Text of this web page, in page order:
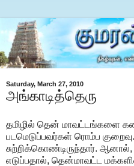
Saturday, March 27, 2010
அங்காடித்தெரு
தமிழில் தென் மாவட்டங்களை
படமெடுப்பவர்கள் ரொம்ப
சுற்றிக்கொண்டிருந்தார்.
எடுப்பதால், தென்மாவட்ட